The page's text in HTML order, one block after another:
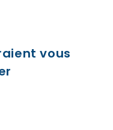
vous